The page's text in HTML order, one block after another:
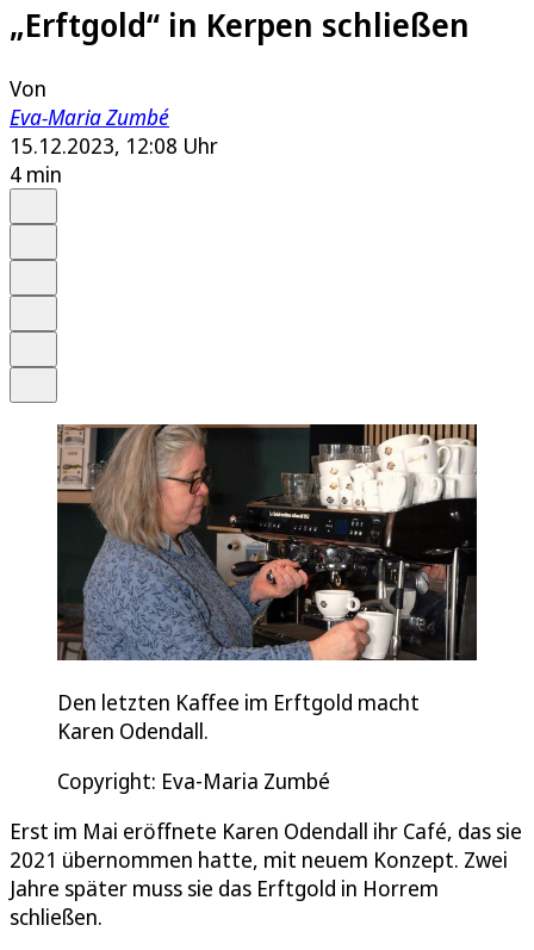
„Erftgold“ in Kerpen schließen
Von
Eva-Maria Zumbé
15.12.2023, 12:08 Uhr
4 min
Den letzten Kaffee im Erftgold macht
Karen Odendall.
Copyright: Eva-Maria Zumbé
Erst im Mai eröffnete Karen Odendall ihr Café, das sie
2021 übernommen hatte, mit neuem Konzept. Zwei
Jahre später muss sie das Erftgold in Horrem
schließen.